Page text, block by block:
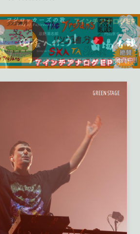
GREEN STAGE